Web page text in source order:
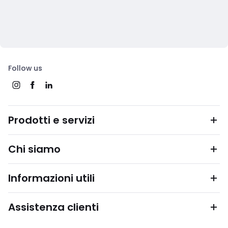
Follow us
Prodotti e servizi
Chi siamo
Informazioni utili
Assistenza clienti